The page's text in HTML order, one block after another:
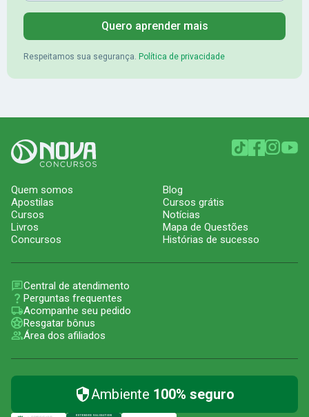
Quero aprender mais
Respeitamos sua segurança. Política de privacidade
Quem somos
Apostilas
Cursos
Livros
Concursos
Blog
Cursos grátis
Notícias
Mapa de Questões
Histórias de sucesso
Central de atendimento
Perguntas frequentes
Acompanhe seu pedido
Resgatar bônus
Área dos afiliados
Ambiente 100% seguro